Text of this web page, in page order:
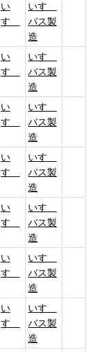
い
すゞ
いすゞ
バス製
造
い
すゞ
いすゞ
バス製
造
い
すゞ
いすゞ
バス製
造
い
すゞ
いすゞ
バス製
造
い
すゞ
いすゞ
バス製
造
い
すゞ
いすゞ
バス製
造
い
すゞ
いすゞ
バス製
造